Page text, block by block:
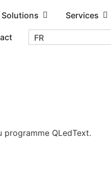
Solutions Services
FR
QLedText.